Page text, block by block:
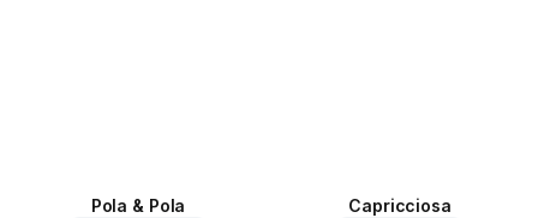
Pola & Pola Capricciosa